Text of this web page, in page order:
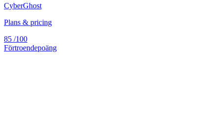
CyberGhost
Plans & pricing
85 /100
Förtroendepoäng